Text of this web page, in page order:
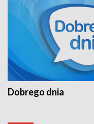
Dobrego dnia